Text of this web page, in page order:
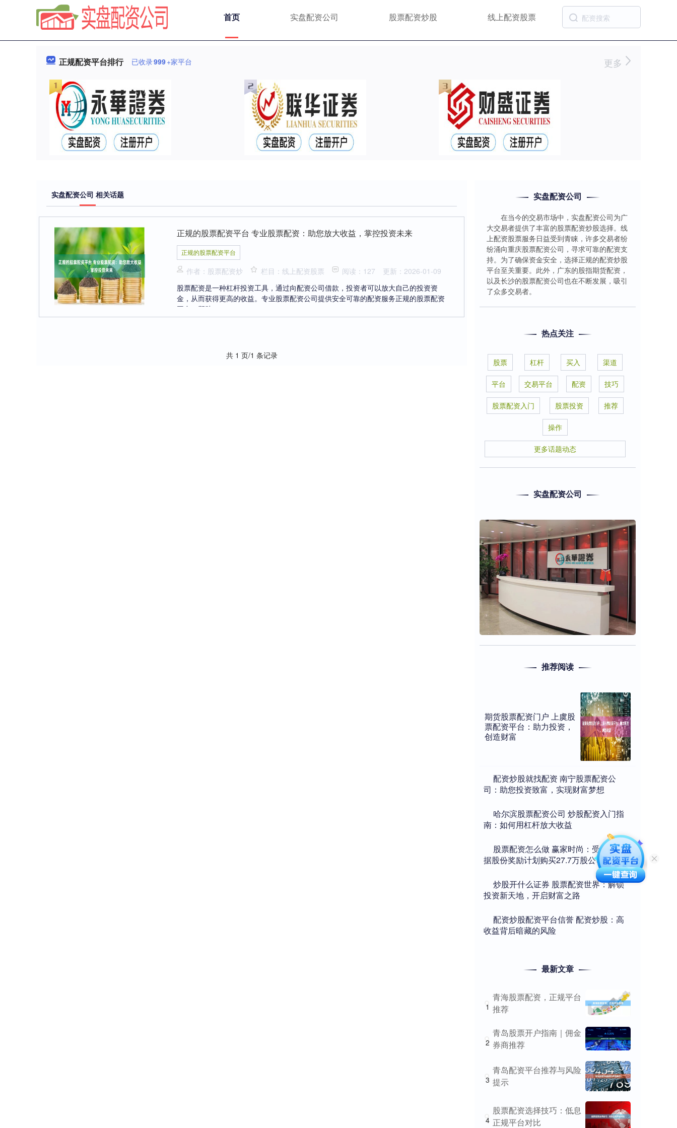
首页 实盘配资公司 股票配资炒股 线上配资股票
正规配资平台排行 已收录999+家平台 更多
实盘配资公司 相关话题
正规的股票配资平台 专业股票配资：助您放大收益，掌控投资未来
正规的股票配资平台
作者：股票配资炒 栏目：线上配资股票 阅读：127
更新：2026-01-09
股票配资是一种杠杆投资工具，通过向配资公司借款，投资者可以放大自己的投资资
金，从而获得更高的收益。专业股票配资公司提供安全可靠的配资服务正规的股票配资
平台，帮助....
共 1 页/1 条记录
实盘配资公司
在当今的交易市场中，实盘配资公司为广
大交易者提供了丰富的股票配资炒股选择。线
上配资股票服务日益受到青睐，许多交易者纷
纷涌向重庆股票配资公司，寻求可靠的配资支
持。为了确保资金安全，选择正规的配资炒股
平台至关重要。此外，广东的股指期货配资，
以及长沙的股票配资公司也在不断发展，吸引
了众多交易者。
热点关注
股票 杠杆 买入 渠道
平台 交易平台 配资 技巧
股票配资入门 股票投资 推荐
操作
更多话题动态
实盘配资公司
推荐阅读
期货股票配资门户 上虞股
票配资平台：助力投资，
创造财富
​配资炒股就找配资 南宁股票配资公
司：助您投资致富，实现财富梦想
​哈尔滨股票配资公司 炒股配资入门指
南：如何用杠杆放大收益
​股票配资怎么做 赢家时尚：受托人根
据股份奖励计划购买27.7万股公司股份
​炒股开什么证券 股票配资世界：解锁
投资新天地，开启财富之路
​配资炒股配资平台信誉 配资炒股：高
收益背后暗藏的风险
最新文章
1
青海股票配资，正规平台
推荐
2
青岛股票开户指南｜佣金
券商推荐
3
青岛配资平台推荐与风险
提示
4
股票配资选择技巧：低息
正规平台对比